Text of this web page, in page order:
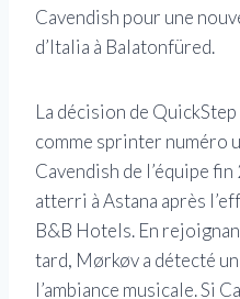
Cavendish pour une
d’Italia à Balatonfüred.
La décision de
comme sprinter numéro
Cavendish de l’équipe
atterri à Astana après
B&B Hotels. En
tard, Mørkøv a détecté
l’ambiance musicale. Si